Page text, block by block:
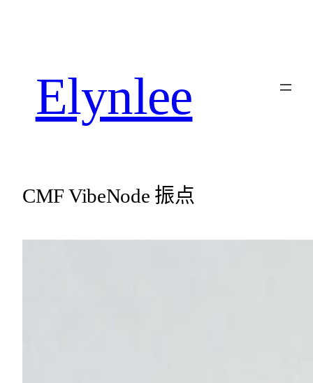
Elynlee
CMF VibeNode 振点